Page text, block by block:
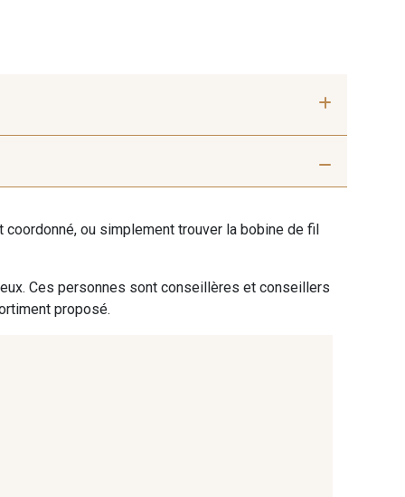
ou simplement trouver la bobine de fil
Ces personnes sont conseillères et conseillers
proposé.